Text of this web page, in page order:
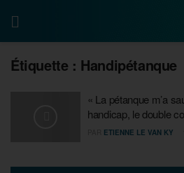
Étiquette : Handipétanque
« La pétanque m’a
handicap, le double
ETIENNE LE VAN KY